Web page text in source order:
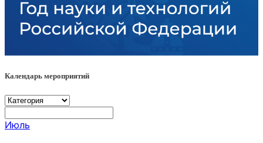
Календарь мероприятий
Июль